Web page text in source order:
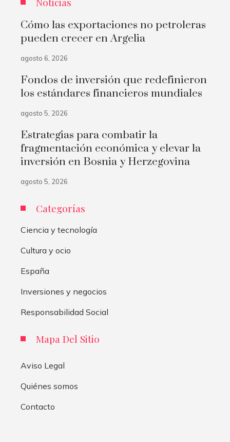
Cómo las exportaciones no petroleras
pueden crecer en Argelia
agosto 6, 2026
Fondos de inversión que redefinieron
los estándares financieros mundiales
agosto 5, 2026
Estrategias para combatir la
fragmentación económica y elevar la
inversión en Bosnia y Herzegovina
agosto 5, 2026
Categorías
Ciencia y tecnología
Cultura y ocio
España
Inversiones y negocios
Responsabilidad Social
Mapa Del Sitio
Aviso Legal
Quiénes somos
Contacto